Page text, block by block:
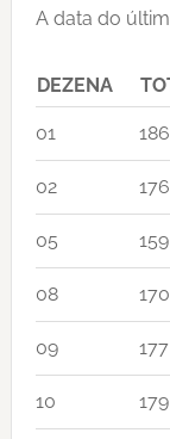
A data do
DEZENA
01 186
02 176
05 159
08 170
09 177
10 179